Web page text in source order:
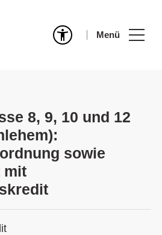
Menü
8, 9, 10 und 12
sowie
mit